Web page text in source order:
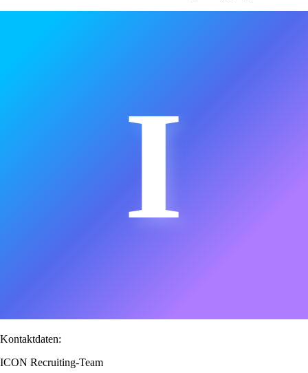
I
Kontaktdaten:
ICON Recruiting-Team